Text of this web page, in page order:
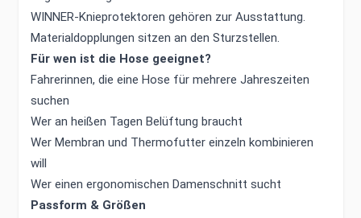
WINNER-Knieprotektoren gehören zur Ausstattung.
Materialdopplungen sitzen an den Sturzstellen.
Für wen ist die Hose geeignet?
Fahrerinnen, die eine Hose für mehrere Jahreszeiten
suchen
Wer an heißen Tagen Belüftung braucht
Wer Membran und Thermofutter einzeln kombinieren
will
Wer einen ergonomischen Damenschnitt sucht
Passform & Größen